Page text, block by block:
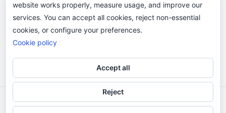
le quiten el teléfono.
Odi O'Malley © 2016-2025. Todos Los Derechos
website works properly, measure usage, and improve our
services. You can accept all cookies, reject non-essential
cookies, or configure your preferences.
Cookie policy
Accept all
Reject